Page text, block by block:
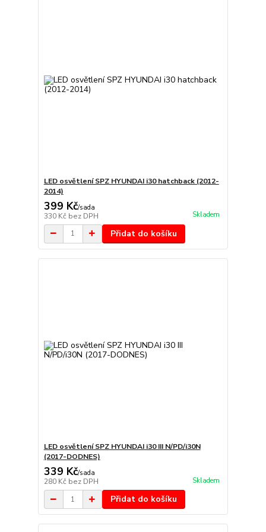
LED osvětlení SPZ HYUNDAI i30 hatchback (2012-
2014)
399 Kč/sada
330 Kč bez DPH Skladem
Přidat do košíku
LED osvětlení SPZ HYUNDAI i30 III N/PD/i30N
(2017-DODNES)
339 Kč/sada
280 Kč bez DPH Skladem
Přidat do košíku